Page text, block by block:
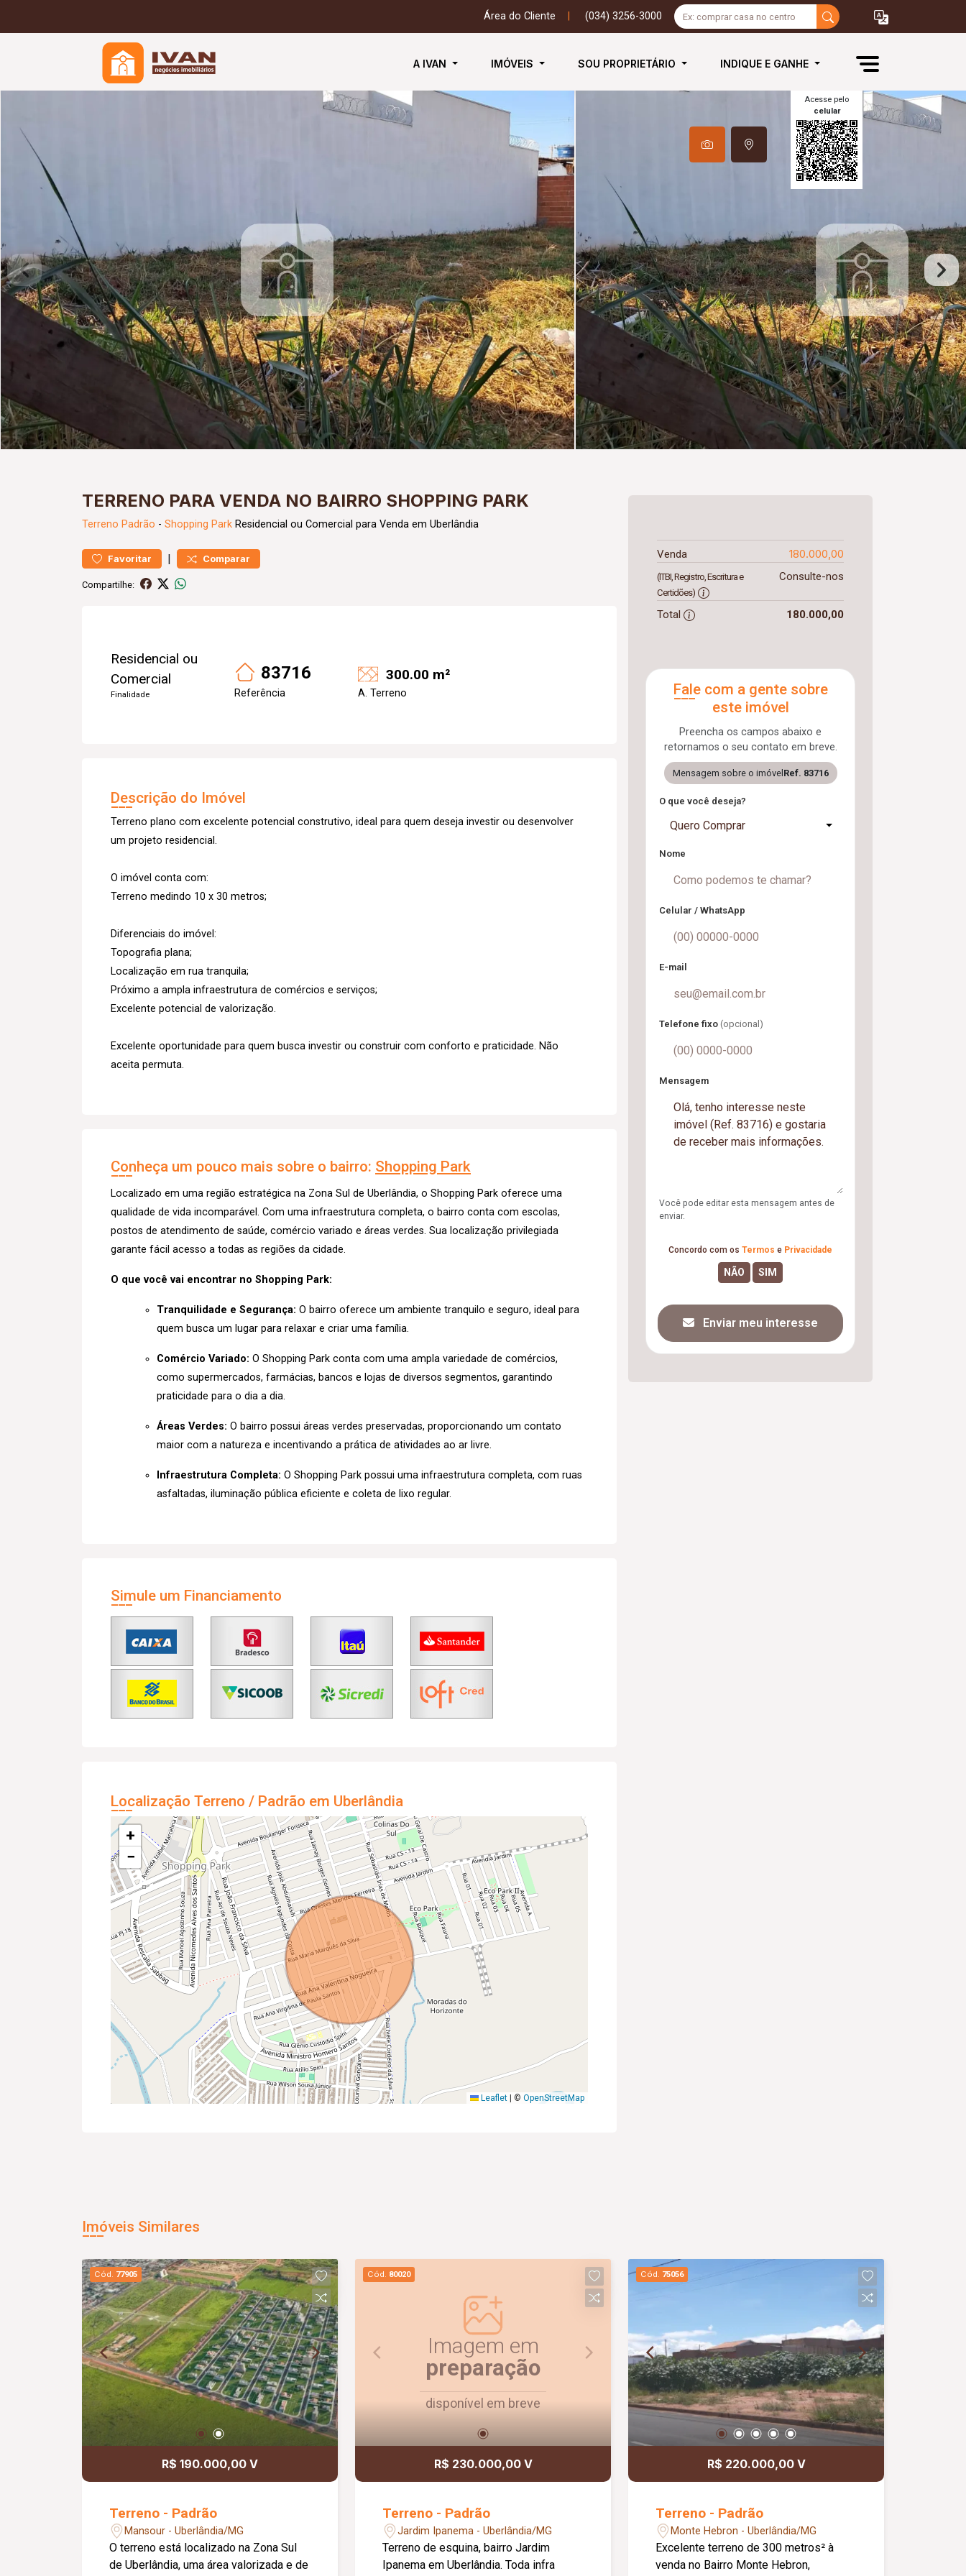
Área do Cliente (034) 3256-3000
A IVAN IMÓVEIS SOU PROPRIETÁRIO INDIQUE E GANHE
Acesse pelo
celular
TERRENO PARA VENDA NO BAIRRO SHOPPING PARK
Terreno Padrão - Shopping Park Residencial ou Comercial para Venda em Uberlândia
Favoritar | Comparar
Compartilhe:
Residencial ou
Comercial
Finalidade
83716
Referência
300.00 m²
A. Terreno
Descrição do Imóvel
Terreno plano com excelente potencial construtivo, ideal para quem deseja investir ou desenvolver
um projeto residencial.
O imóvel conta com:
Terreno medindo 10 x 30 metros;
Diferenciais do imóvel:
Topografia plana;
Localização em rua tranquila;
Próximo a ampla infraestrutura de comércios e serviços;
Excelente potencial de valorização.
Excelente oportunidade para quem busca investir ou construir com conforto e praticidade. Não
aceita permuta.
Conheça um pouco mais sobre o bairro: Shopping Park
Localizado em uma região estratégica na Zona Sul de Uberlândia, o Shopping Park oferece uma
qualidade de vida incomparável. Com uma infraestrutura completa, o bairro conta com escolas,
postos de atendimento de saúde, comércio variado e áreas verdes. Sua localização privilegiada
garante fácil acesso a todas as regiões da cidade.
O que você vai encontrar no Shopping Park:
Tranquilidade e Segurança: O bairro oferece um ambiente tranquilo e seguro, ideal para
quem busca um lugar para relaxar e criar uma família.
Comércio Variado: O Shopping Park conta com uma ampla variedade de comércios,
como supermercados, farmácias, bancos e lojas de diversos segmentos, garantindo
praticidade para o dia a dia.
Áreas Verdes: O bairro possui áreas verdes preservadas, proporcionando um contato
maior com a natureza e incentivando a prática de atividades ao ar livre.
Infraestrutura Completa: O Shopping Park possui uma infraestrutura completa, com ruas
asfaltadas, iluminação pública eficiente e coleta de lixo regular.
Simule um Financiamento
Localização Terreno / Padrão em Uberlândia
+
−
Leaflet © OpenStreetMap
Venda 180.000,00
(ITBI, Registro, Escritura e
Certidões)
Consulte-nos
Total 180.000,00
Fale com a gente sobre
este imóvel
Preencha os campos abaixo e
retornamos o seu contato em breve.
Mensagem sobre o imóvel Ref. 83716
O que você deseja?
Quero Comprar
Nome
Celular / WhatsApp
E-mail
Telefone fixo (opcional)
Mensagem
Você pode editar esta mensagem antes de
enviar.
Concordo com os Termos e Privacidade
Enviar meu interesse
Imóveis Similares
Cód. 77905
R$ 190.000,00 V
Terreno - Padrão
Mansour - Uberlândia/MG
O terreno está localizado na Zona Sul
de Uberlândia, uma área valorizada e de
Cód. 80020
Imagem em
preparação
disponível em breve
R$ 230.000,00 V
Terreno - Padrão
Jardim Ipanema - Uberlândia/MG
Terreno de esquina, bairro Jardim
Ipanema em Uberlândia. Toda infra
Cód. 75056
R$ 220.000,00 V
Terreno - Padrão
Monte Hebron - Uberlândia/MG
Excelente terreno de 300 metros² à
venda no Bairro Monte Hebron,